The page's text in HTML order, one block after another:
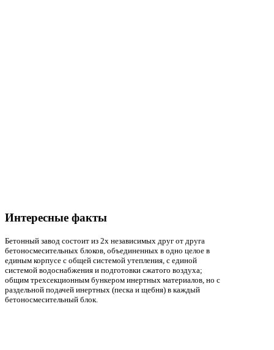
Интересные факты
Бетонный завод состоит из 2х независимых друг от друга
бетоносмесительных блоков, объединенных в одно целое в
единым корпусе с общей системой утепления, с единой
системой водоснабжения и подготовки сжатого воздуха;
общим трехсекционным бункером инертных материалов, но с
раздельной подачей инертных (песка и щебня) в каждый
бетоносмесительный блок.